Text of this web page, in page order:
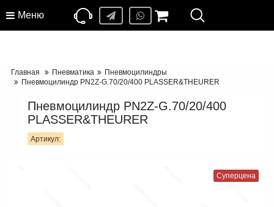
Меню
Главная Пневматика
Пневмоцилиндры
Пневмоцилиндр PN2Z-G.70/20/400 PLASSER&THEURER
Пневмоцилиндр PN2Z-G.70/20/400
PLASSER&THEURER
Артикул:
Суперцена